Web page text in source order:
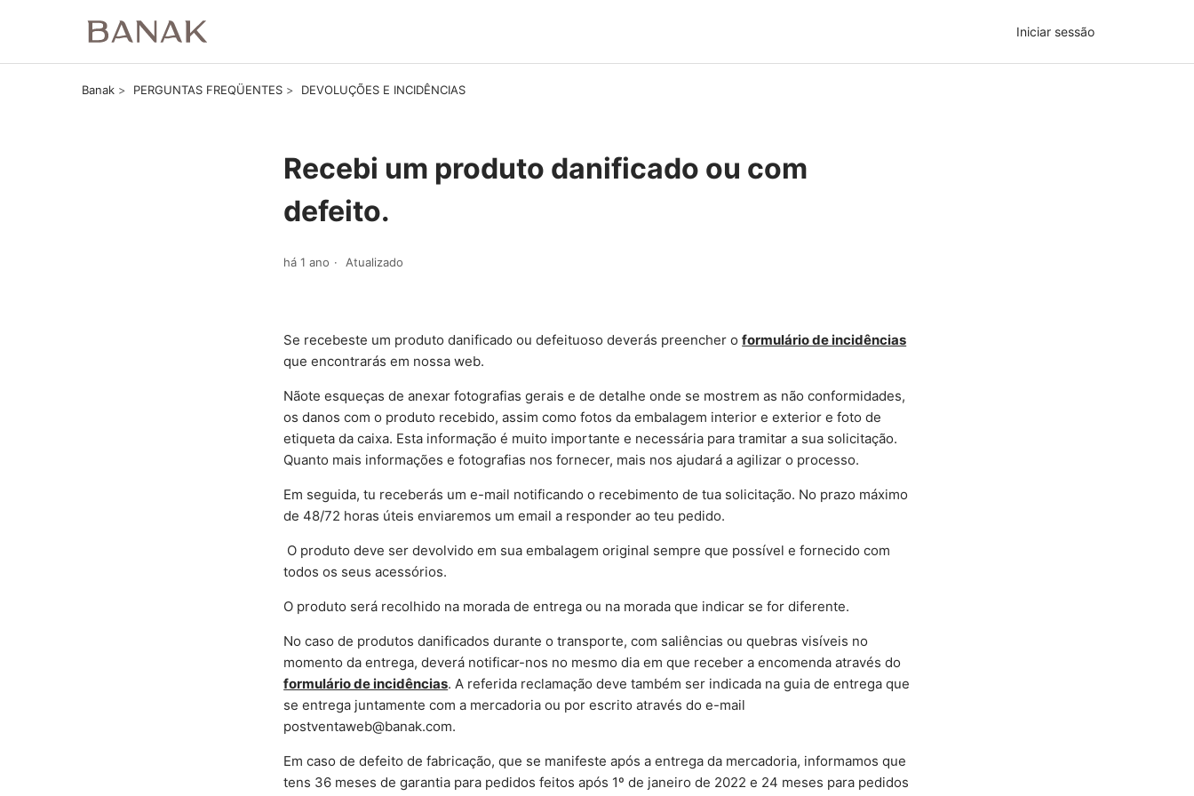
Iniciar sessão
Banak PERGUNTAS FREQÜENTES DEVOLUÇÕES E INCIDÊNCIAS
Recebi um produto danificado ou com
defeito.
há 1 ano Atualizado
Se recebeste um produto danificado ou defeituoso deverás preencher oformulário de incidências
que encontrarás em nossa web.
Nãote esqueças de anexar fotografias gerais e de detalhe onde se mostrem as não conformidades,
os danos com o produto recebido, assim como fotos da embalagem interior e exterior e foto de
etiqueta da caixa. Esta informação é muito importante e necessária para tramitar a sua solicitação.
Quanto mais informações e fotografias nos fornecer, mais nos ajudará a agilizar o processo.
Em seguida, tu receberás um e-mail notificando o recebimento de tua solicitação. No prazo máximo
de 48/72 horas úteis enviaremos um email a responder ao teu pedido.
O produto deve ser devolvido em sua embalagem original sempre que possível e fornecido com
todos os seus acessórios.
O produto será recolhido na morada de entrega ou na morada que indicar se for diferente.
No caso de produtos danificados durante o transporte, com saliências ou quebras visíveis no
momento da entrega, deverá notificar-nos no mesmo dia em que receber a encomenda através do
formulário de incidências. A referida reclamação deve também ser indicada na guia de entrega que
se entrega juntamente com a mercadoria ou por escrito através do e-mail
postventaweb@banak.com.
Em caso de defeito de fabricação, que se manifeste após a entrega da mercadoria, informamos que
tens 36 meses de garantia para pedidos feitos após 1º de janeiro de 2022 e 24 meses para pedidos